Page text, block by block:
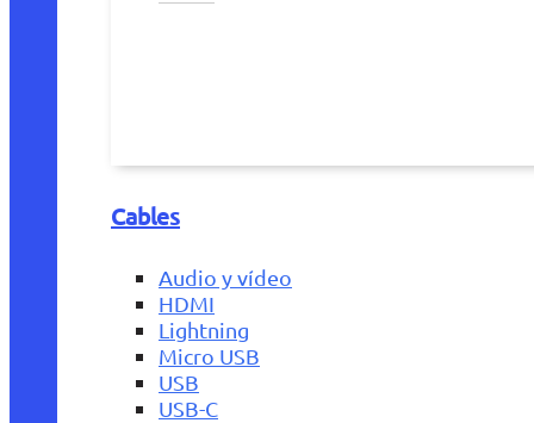
Cables
Audio y vídeo
HDMI
Lightning
Micro USB
USB
USB-C